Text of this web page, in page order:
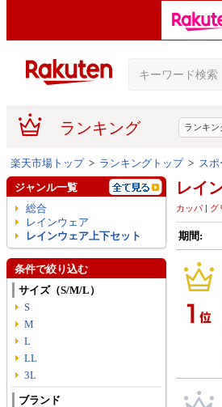
ランキング ランキン
楽天市場トップ> ランキングトップ> ス
レイ
カッパ | グ
期間:
ジャンル一覧
総合
レインウェア
レインウェア上下セット
条件で絞り込む
サイズ（S/M/L）
S
M
L
LL
3L
ブランド